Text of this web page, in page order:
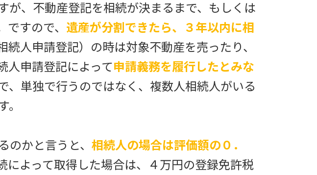
が、不動産登記を相続が決まるまで、もしくは
すので、 遺産が分割できたら、３年以内に相
人申請登記）の時は対象不動産を売ったり、
人申請登記によって申請義務を履行したとみな
、単独で行うのではなく、複数人相続人がいる
かと言うと、 相続人の場合は評価額の０．
によって取得した場合は、４万円の登録免許税